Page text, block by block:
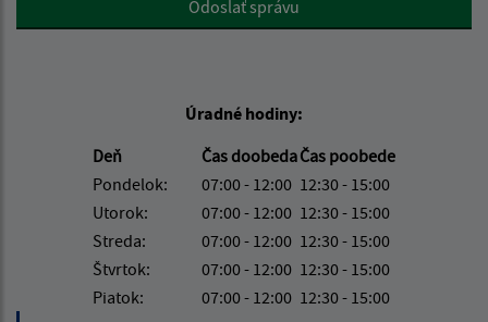
Odoslať správu
Úradné hodiny:
Deň
Čas doobedaČas poobede
Pondelok:
07:00 - 12:00 12:30 - 15:00
Utorok:
07:00 - 12:00 12:30 - 15:00
Streda:
07:00 - 12:00 12:30 - 15:00
Štvrtok:
07:00 - 12:00 12:30 - 15:00
Piatok:
07:00 - 12:00 12:30 - 15:00